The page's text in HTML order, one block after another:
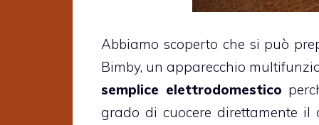
Abbiamo scoperto che si può
Bimby, un apparecchio
semplice elettrodomestico
grado di cuocere direttamente il